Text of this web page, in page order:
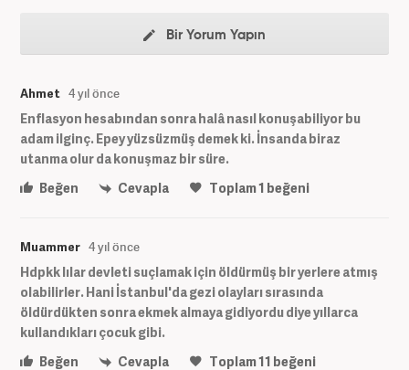
Bir Yorum Yapın
Ahmet 4 yıl önce
Enflasyon hesabından sonra halâ nasıl konuşabiliyor bu
adam ilginç. Epey yüzsüzmüş demek ki. İnsanda biraz
utanma olur da konuşmaz bir süre.
Beğen
Cevapla Toplam1 beğeni
Muammer 4 yıl önce
Hdpkk lılar devleti suçlamak için öldürmüş bir yerlere atmış
olabilirler. Hani İstanbul'da gezi olayları sırasında
öldürdükten sonra ekmek almaya gidiyordu diye yıllarca
kullandıkları çocuk gibi.
Beğen
Cevapla Toplam11 beğeni